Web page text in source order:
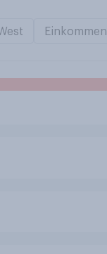
Einkommen